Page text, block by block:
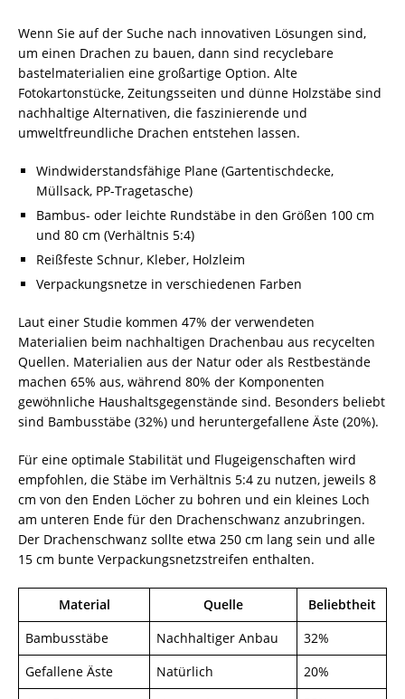
Wenn Sie auf der Suche nach innovativen Lösungen sind,
um einen Drachen zu bauen, dann sind recyclebare
bastelmaterialien eine großartige Option. Alte
Fotokartonstücke, Zeitungsseiten und dünne Holzstäbe sind
nachhaltige Alternativen, die faszinierende und
umweltfreundliche Drachen entstehen lassen.
Windwiderstandsfähige Plane (Gartentischdecke,
Müllsack, PP-Tragetasche)
Bambus- oder leichte Rundstäbe in den Größen 100 cm
und 80 cm (Verhältnis 5:4)
Reißfeste Schnur, Kleber, Holzleim
Verpackungsnetze in verschiedenen Farben
Laut einer Studie kommen 47% der verwendeten
Materialien beim nachhaltigen Drachenbau aus recycelten
Quellen. Materialien aus der Natur oder als Restbestände
machen 65% aus, während 80% der Komponenten
gewöhnliche Haushaltsgegenstände sind. Besonders beliebt
sind Bambusstäbe (32%) und heruntergefallene Äste (20%).
Für eine optimale Stabilität und Flugeigenschaften wird
empfohlen, die Stäbe im Verhältnis 5:4 zu nutzen, jeweils 8
cm von den Enden Löcher zu bohren und ein kleines Loch
am unteren Ende für den Drachenschwanz anzubringen.
Der Drachenschwanz sollte etwa 250 cm lang sein und alle
15 cm bunte Verpackungsnetzstreifen enthalten.
Material Quelle
Beliebtheit
Bambusstäbe
Nachhaltiger Anbau
32%
Gefallene Äste
Natürlich
20%